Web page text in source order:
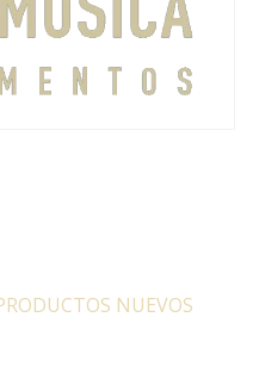
NUEVOS